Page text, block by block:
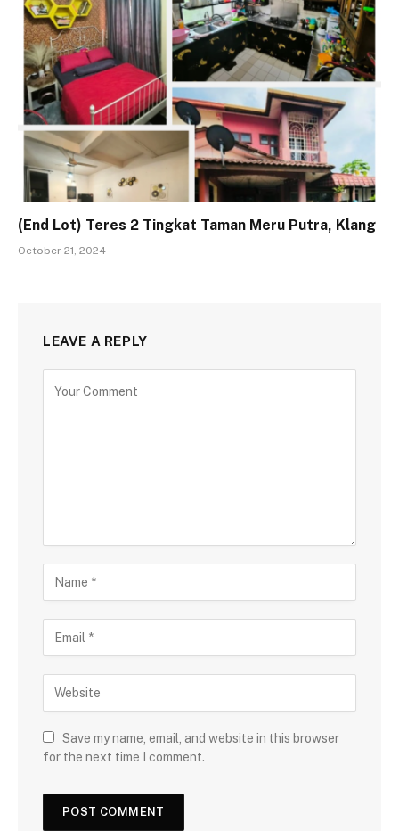
(End Lot) Teres 2 Tingkat Taman Meru Putra, Klang
October 21, 2024
LEAVE A REPLY
Save my name, email, and website in this browser
for the next time I comment.